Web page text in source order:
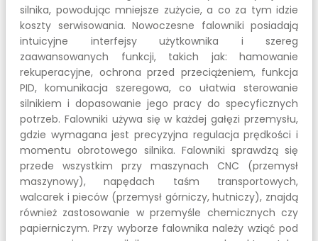
silnika, powodując mniejsze zużycie, a co za tym idzie
koszty serwisowania. Nowoczesne falowniki posiadają
intuicyjne interfejsy użytkownika i szereg
zaawansowanych funkcji, takich jak: hamowanie
rekuperacyjne, ochrona przed przeciążeniem, funkcja
PID, komunikacja szeregowa, co ułatwia sterowanie
silnikiem i dopasowanie jego pracy do specyficznych
potrzeb. Falowniki używa się w każdej gałęzi przemysłu,
gdzie wymagana jest precyzyjna regulacja prędkości i
momentu obrotowego silnika. Falowniki sprawdzą się
przede wszystkim przy maszynach CNC (przemysł
maszynowy), napędach taśm transportowych,
walcarek i pieców (przemysł górniczy, hutniczy), znajdą
również zastosowanie w przemyśle chemicznych czy
papierniczym. Przy wyborze falownika należy wziąć pod